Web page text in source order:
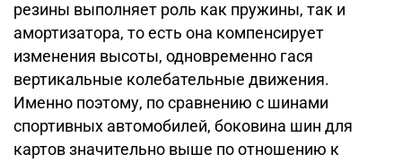
резины выполняет роль как пружины, так и
амортизатора, то есть она компенсирует
изменения высоты, одновременно гася
вертикальные колебательные движения.
Именно поэтому, по сравнению с шинами
спортивных автомобилей, боковина шин для
картов значительно выше по отношению к